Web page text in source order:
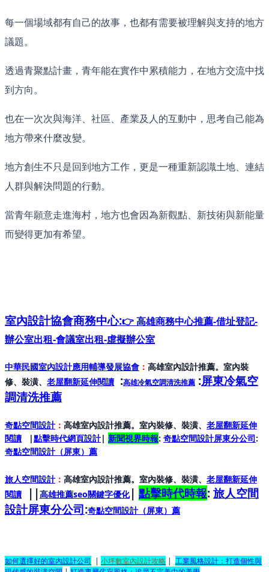
每一個場域都有自己的故事，也都有需要被理解與支持的地方
議題。
透過青聚點計畫，青年能在實作中累積能力，在地方交流中找
到方向。
也在一次次與海洋、社區、產業及人的互動中，思考自己能為
地方帶來什麼改變。
地方創生不只是回到地方工作，更是一種重新認識土地、連結
人群與解決問題的行動。
當青年願意走進海村，地方也會因為新觀點、新技術與新能量
而變得更加有希望。
室內設計協會商務中心:👉 高雄商務中心推薦-借址登記-
辦公室出租-會議室出租-虛擬辦公室
中華民國室內設計應用輔導發展協會 ： 高雄室內設計推薦。室內裝
修、裝潢、 老屋翻新延伸閱讀 :高雄冷氣空調清洗推薦 :屏東冷氣空
調清洗推薦
奇點空間設計： 高雄室內設計推薦。室內裝修、裝潢、 老屋翻新延伸
閱讀 |點擊時代網頁設計| 新聞視界時報: 奇點空間設計屏東分公司:
奇點空間設計（屏東） 薦
旅人空間設計： 高雄室內設計推薦。室內裝修、裝潢、 老屋翻新延伸
閱讀
||高雄推薦seo關鍵字優化| 點擊時代時報: 旅人空間
設計屏東分公司:奇點空間設計（屏東） 薦
如何選擇好的室內設計公司 | 小坪數室內設計攻略 | 工業風格設計：打造個性與